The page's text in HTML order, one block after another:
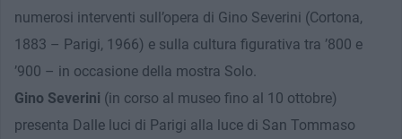
numerosi interventi sull’opera di Gino Severini (Cortona,
1883 – Parigi, 1966) e sulla cultura figurativa tra ’800 e
’900 – in occasione della mostra Solo.
Gino Severini (in corso al museo fino al 10 ottobre)
presenta Dalle luci di Parigi alla luce di San Tommaso